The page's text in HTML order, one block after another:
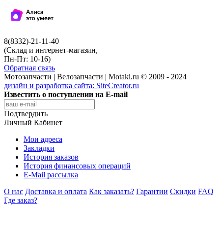
8(8332)-21-11-40
(Склад и интернет-магазин,
Пн-Пт: 10-16)
Обратная связь
Мотозапчасти | Велозапчасти | Motaki.ru © 2009 - 2024
дизайн и разработка сайта: SiteCreator.ru
Известить о поступлении на E-mail
Подтвердить
Личный Кабинет
Мои адреса
Закладки
История заказов
История финансовых операций
E-Mail рассылка
О нас Доставка и оплата Как заказать? Гарантии Скидки FAQ
Где заказ?